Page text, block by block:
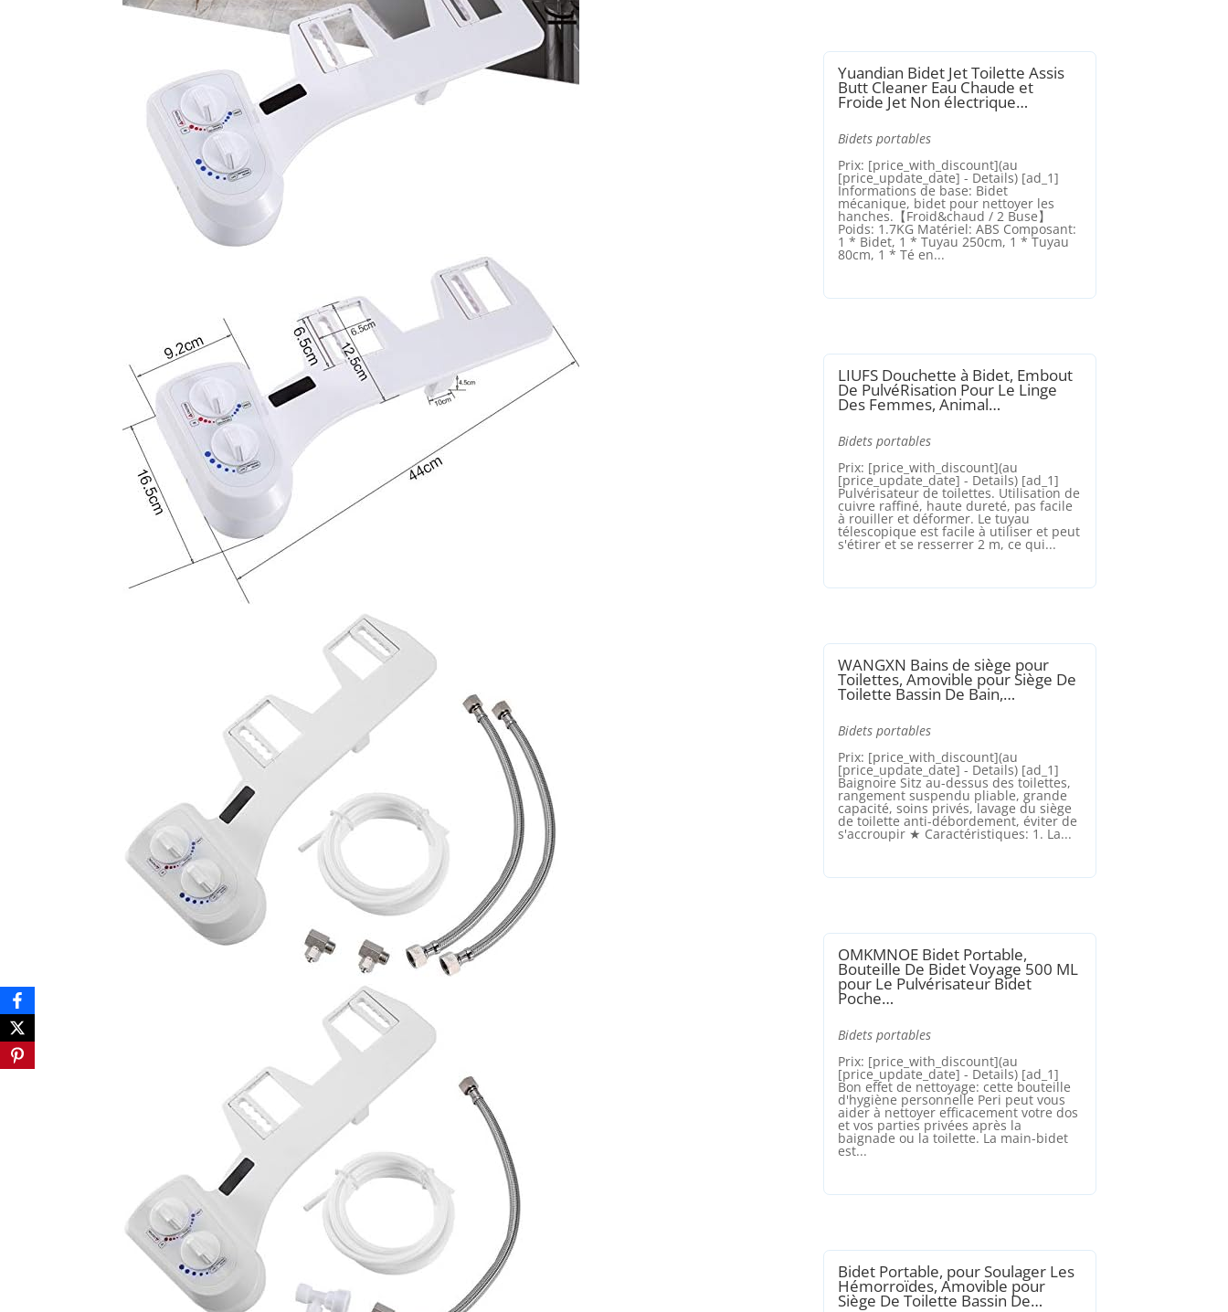
Yuandian Bidet Jet Toilette Assis
Butt Cleaner Eau Chaude et
Froide Jet Non électrique…
Bidets portables
Prix: [price_with_discount](au
[price_update_date] - Details) [ad_1]
Informations de base: Bidet
mécanique, bidet pour nettoyer les
hanches.【Froid&chaud / 2 Buse】
Poids: 1.7KG Matériel: ABS Composant:
1 * Bidet, 1 * Tuyau 250cm, 1 * Tuyau
80cm, 1 * Té en...
LIUFS Douchette à Bidet, Embout
De PulvéRisation Pour Le Linge
Des Femmes, Animal…
Bidets portables
Prix: [price_with_discount](au
[price_update_date] - Details) [ad_1]
Pulvérisateur de toilettes. Utilisation de
cuivre raffiné, haute dureté, pas facile
à rouiller et déformer. Le tuyau
télescopique est facile à utiliser et peut
s'étirer et se resserrer 2 m, ce qui...
WANGXN Bains de siège pour
Toilettes, Amovible pour Siège De
Toilette Bassin De Bain,…
Bidets portables
Prix: [price_with_discount](au
[price_update_date] - Details) [ad_1]
Baignoire Sitz au-dessus des toilettes,
rangement suspendu pliable, grande
capacité, soins privés, lavage du siège
de toilette anti-débordement, éviter de
s'accroupir ★ Caractéristiques: 1. La...
OMKMNOE Bidet Portable,
Bouteille De Bidet Voyage 500 ML
pour Le Pulvérisateur Bidet
Poche…
Bidets portables
Prix: [price_with_discount](au
[price_update_date] - Details) [ad_1]
Bon effet de nettoyage: cette bouteille
d'hygiène personnelle Peri peut vous
aider à nettoyer efficacement votre dos
et vos parties privées après la
baignade ou la toilette. La main-bidet
est...
Bidet Portable, pour Soulager Les
Hémorroïdes, Amovible pour
Siège De Toilette Bassin De…